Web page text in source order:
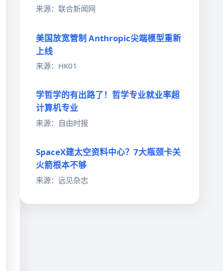
来源：联合新闻网
美国放宽管制 Anthropic尖端模型重新
上线
来源：HK01
学哲学的有出路了！哲学专业就业率超
计算机专业
来源：自由时报
SpaceX建太空资料中心？7大瓶颈卡关
火箭根本不够
来源：远见杂志